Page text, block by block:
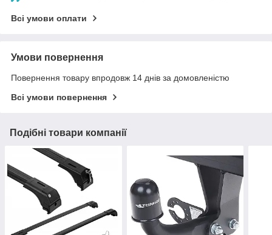
Всі умови оплати
Умови повернення
Повернення товару впродовж 14 днів за домовленістю
Всі умови повернення
Подібні товари компанії